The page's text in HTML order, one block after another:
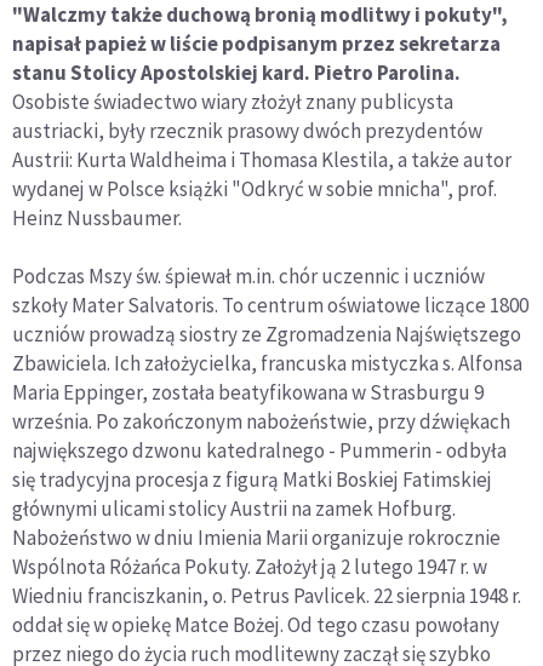
"Walczmy także duchową bronią modlitwy i pokuty",
napisał papież w liście podpisanym przez sekretarza
stanu Stolicy Apostolskiej kard. Pietro Parolina.
Osobiste świadectwo wiary złożył znany publicysta
austriacki, były rzecznik prasowy dwóch prezydentów
Austrii: Kurta Waldheima i Thomasa Klestila, a także autor
wydanej w Polsce książki "Odkryć w sobie mnicha", prof.
Heinz Nussbaumer.
Podczas Mszy św. śpiewał m.in. chór uczennic i uczniów
szkoły Mater Salvatoris. To centrum oświatowe liczące 1800
uczniów prowadzą siostry ze Zgromadzenia Najświętszego
Zbawiciela. Ich założycielka, francuska mistyczka s. Alfonsa
Maria Eppinger, została beatyfikowana w Strasburgu 9
września. Po zakończonym nabożeństwie, przy dźwiękach
największego dzwonu katedralnego - Pummerin - odbyła
się tradycyjna procesja z figurą Matki Boskiej Fatimskiej
głównymi ulicami stolicy Austrii na zamek Hofburg.
Nabożeństwo w dniu Imienia Marii organizuje rokrocznie
Wspólnota Różańca Pokuty. Założył ją 2 lutego 1947 r. w
Wiedniu franciszkanin, o. Petrus Pavlicek. 22 sierpnia 1948 r.
oddał się w opiekę Matce Bożej. Od tego czasu powołany
przez niego do życia ruch modlitewny zaczął się szybko